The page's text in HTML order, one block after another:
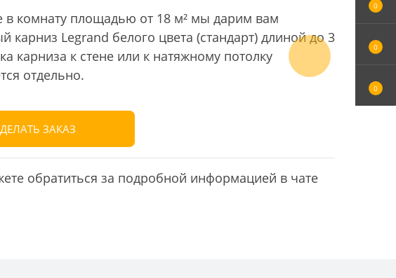
0
0
0
во всю квартиру, вы получите в подарок скрытый
до 3-х метров.
следующий
обратиться за подробной информацией в чате